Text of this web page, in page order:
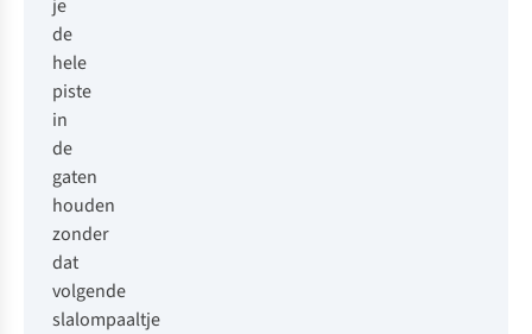
je
de
hele
piste
in
de
gaten
houden
zonder
dat
volgende
slalompaaltje